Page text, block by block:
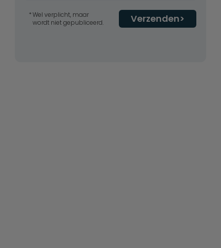
Verzenden
Wel verplicht, maar
wordt niet gepubliceerd.